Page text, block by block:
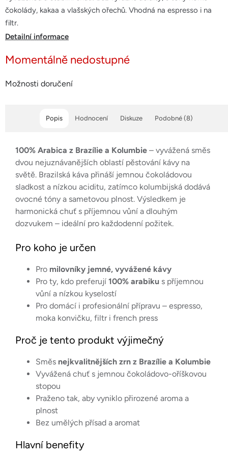
Momentálně nedostupné
Možnosti doručení
čokolády, kakaa a vlašských ořechů. Vhodná na espresso i na
filtr.
Detailní informace
Popis Podobné (8)
Hodnocení Diskuze
100% Arabica z Brazílie a Kolumbie – vyvážená směs
dvou nejuznávanějších oblastí pěstování kávy na
světě. Brazilská káva přináší jemnou čokoládovou
sladkost a nízkou aciditu, zatímco kolumbijská dodává
ovocné tóny a sametovou plnost. Výsledkem je
harmonická chuť s příjemnou vůní a dlouhým
dozvukem – ideální pro každodenní požitek.
Pro koho je určen
Pro milovníky jemné, vyvážené kávy
Pro ty, kdo preferují 100% arabiku s příjemnou
vůní a nízkou kyselostí
Pro domácí i profesionální přípravu – espresso,
moka konvičku, filtr i french press
Proč je tento produkt výjimečný
Směs nejkvalitnějších zrn z Brazílie a Kolumbie
Vyvážená chuť s jemnou čokoládovo-oříškovou
stopou
Praženo tak, aby vyniklo přirozené aroma a
plnost
Bez umělých přísad a aromat
Hlavní benefity